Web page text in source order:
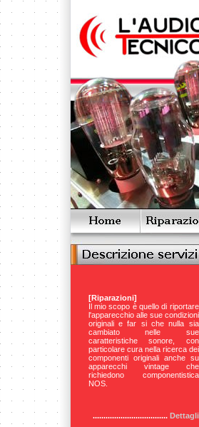
[Riparazioni]
Il mio scopo è quello di riportare
l'apparecchio alle sue condizioni
originali e far si che nulla sia
cambiato nelle sue
caratteristiche sonore, con
particolare cura nella ricerca dei
componenti originali anche su
apparecchi vintage che
richiedono componentistica
NOS.
................................... Dettagli